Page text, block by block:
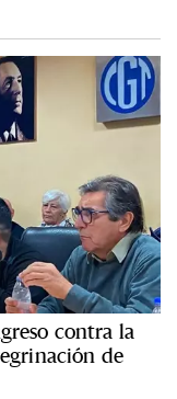
contra la
de